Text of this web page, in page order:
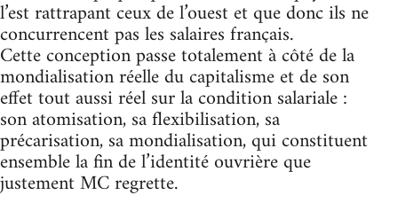
l’est rattrapant ceux de l’ouest et que donc ils ne
concurrencent pas les salaires français.
Cette conception passe totalement à côté de la
mondialisation réelle du capitalisme et de son
effet tout aussi réel sur la condition salariale :
son atomisation, sa flexibilisation, sa
précarisation, sa mondialisation, qui constituent
ensemble la fin de l’identité ouvrière que
justement MC regrette.